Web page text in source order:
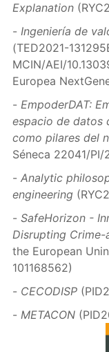
Explanation
- Ingeniería de
(TED2021-
MCIN/AEI/
Europea
- EmpoderDAT:
espacio de datos
como pilares del
Séneca 22041/PI/
- Analytic
engineering
- SafeHorizon -
Disrupting Crime-
the European
101168562)
- CECODISP
- METACON